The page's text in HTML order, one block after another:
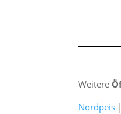
Weitere
Nordpeis |